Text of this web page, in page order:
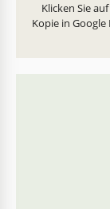
Klicken Sie
Kopie in